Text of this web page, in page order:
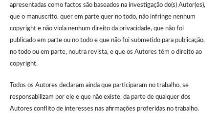
apresentadas como factos são baseados na investigação do(s) Autor(es),
que o manuscrito, quer em parte quer no todo, não infringe nenhum
copyright e não viola nenhum direito da privacidade, que não foi
publicado em parte ou no todo e que não foi submetido para publicação,
no todo ou em parte, noutra revista, e que os Autores têm o direito ao
copyright.
Todos os Autores declaram ainda que participaram no trabalho, se
responsabilizam por ele e que não existe, da parte de qualquer dos
Autores conflito de interesses nas afirmações proferidas no trabalho.